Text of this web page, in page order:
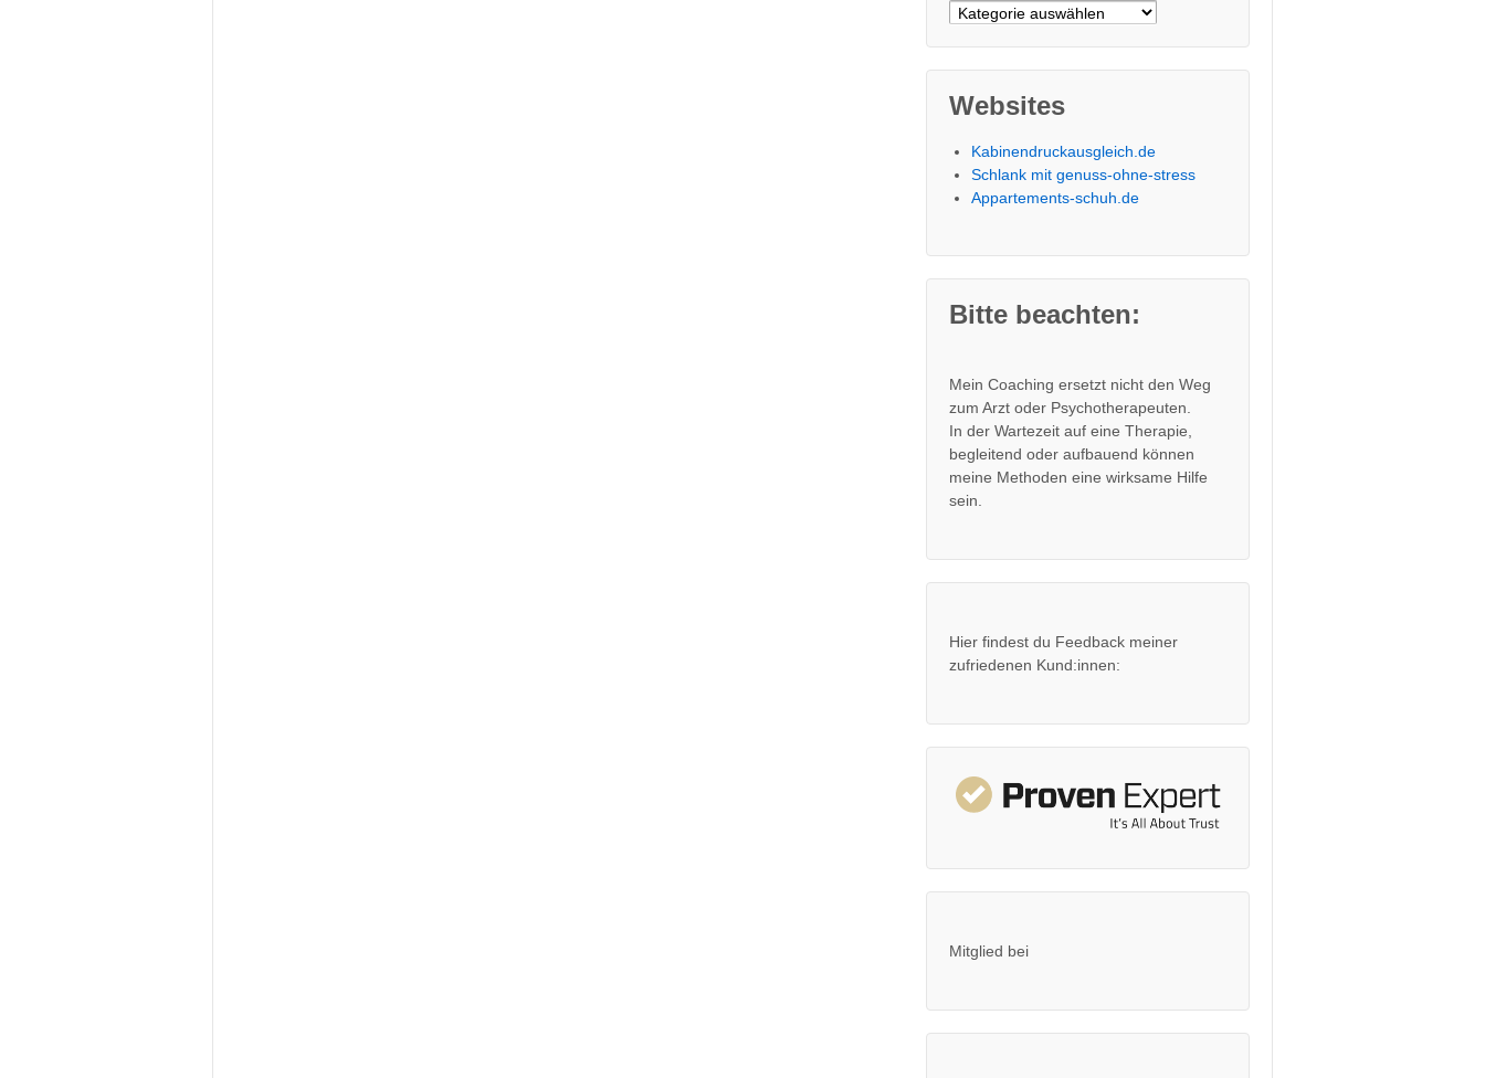
Kategorien
Websites
Kabinendruckausgleich.de
Schlank mit genuss-ohne-stress
Appartements-schuh.de
Bitte beachten:
Mein Coaching ersetzt nicht den Weg
zum Arzt oder Psychotherapeuten.
In der Wartezeit auf eine Therapie,
begleitend oder aufbauend können
meine Methoden eine wirksame Hilfe
sein.
Hier findest du Feedback meiner
zufriedenen Kund:innen:
Mitglied bei